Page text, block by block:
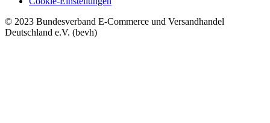
© 2023 Bundesverband E-Commerce und Versandhandel
Deutschland e.V. (bevh)